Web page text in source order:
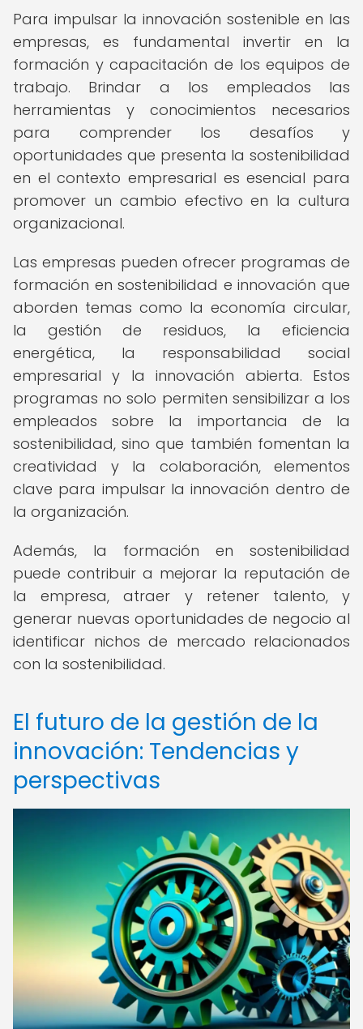
Para impulsar la innovación sostenible en las
empresas, es fundamental invertir en la
formación y capacitación de los equipos de
trabajo. Brindar a los empleados las
herramientas y conocimientos necesarios
para comprender los desafíos y
oportunidades que presenta la sostenibilidad
en el contexto empresarial es esencial para
promover un cambio efectivo en la cultura
organizacional.
Las empresas pueden ofrecer programas de
formación en sostenibilidad e innovación que
aborden temas como la economía circular,
la gestión de residuos, la eficiencia
energética, la responsabilidad social
empresarial y la innovación abierta. Estos
programas no solo permiten sensibilizar a los
empleados sobre la importancia de la
sostenibilidad, sino que también fomentan la
creatividad y la colaboración, elementos
clave para impulsar la innovación dentro de
la organización.
Además, la formación en sostenibilidad
puede contribuir a mejorar la reputación de
la empresa, atraer y retener talento, y
generar nuevas oportunidades de negocio al
identificar nichos de mercado relacionados
con la sostenibilidad.
El futuro de la gestión de la
innovación: Tendencias y
perspectivas